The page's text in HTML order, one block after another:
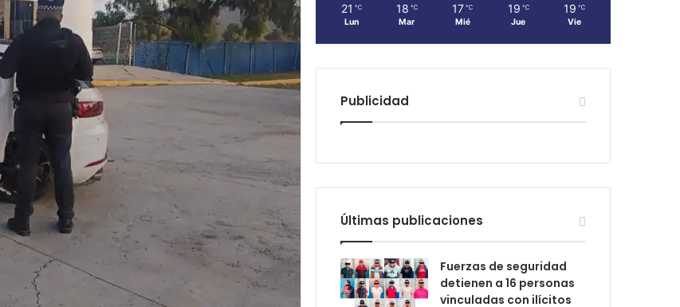
21 ℃
Lun
18 ℃
Mar
17 ℃
Mié
19 ℃
Jue
19 ℃
Vie
Publicidad
Últimas publicaciones
Fuerzas de seguridad
detienen a 16 personas
vinculadas con ilícitos